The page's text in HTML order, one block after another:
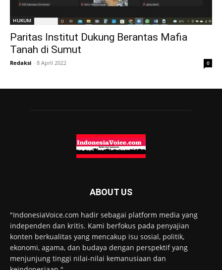
HUKUM
Paritas Institut Dukung Berantas Mafia
Tanah di Sumut
Redaksi - 8 April 2022 0
ABOUT US
"IndonesiaVoice.com hadir sebagai platform media yang
independen dan kritis. Kami berfokus pada penyajian
konten berkualitas yang mencakup isu sosial, politik,
ekonomi, agama, dan budaya dengan perspektif yang
menjunjung tinggi nilai-nilai kemanusiaan dan